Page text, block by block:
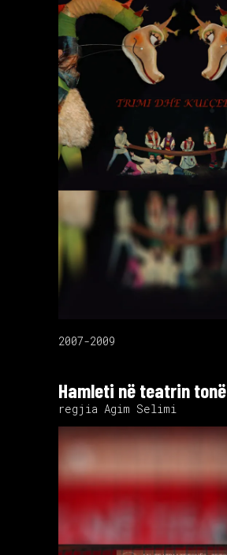
2007-2009
Hamleti në teatrin tonë
regjia Agim Selimi